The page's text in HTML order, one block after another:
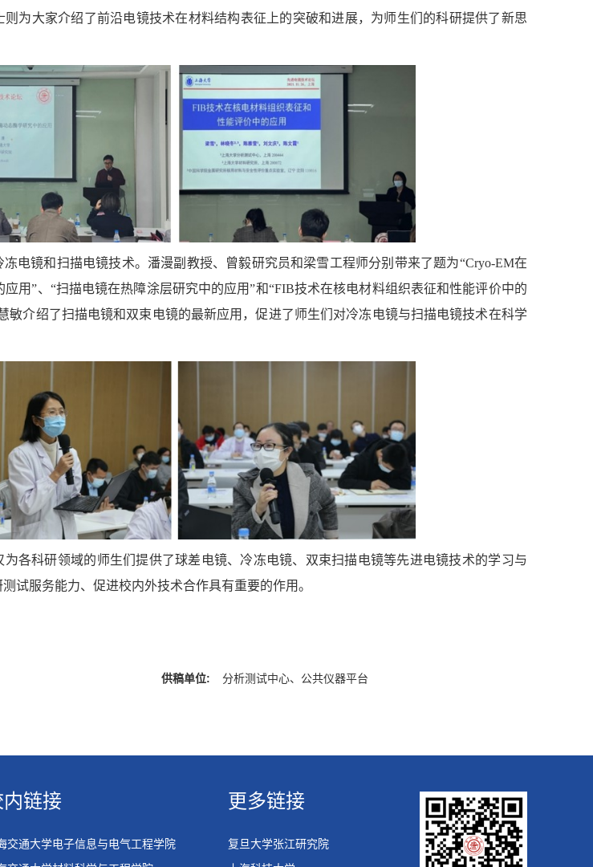
为大家介绍了前沿电镜技术在材料结构表征上的突破和进展，为师生们的科研提供了新思
电镜和扫描电镜技术。潘漫副教授、曾毅研究员和梁雪工程师分别带来了题为“Cryo-EM在
用”、“扫描电镜在热障涂层研究中的应用”和“FIB技术在核电材料组织表征和性能评价中的
敏介绍了扫描电镜和双束电镜的最新应用，促进了师生们对冷冻电镜与扫描电镜技术在科学
为各科研领域的师生们提供了球差电镜、冷冻电镜、双束扫描电镜等先进电镜技术的学习与
试服务能力、促进校内外技术合作具有重要的作用。
供稿单位: 分析测试中心、公共仪器平台
链接
交通大学电子信息与电气工程学院
更多链接
复旦大学张江研究院